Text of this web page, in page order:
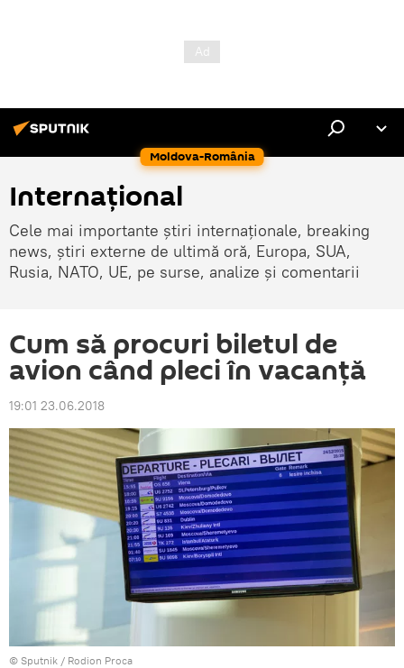
Moldova-România
Internaţional
Cele mai importante știri internaționale, breaking
news, știri externe de ultimă oră, Europa, SUA,
Rusia, NATO, UE, pe surse, analize și comentarii
Cum să procuri biletul de
avion când pleci în vacanță
19:01 23.06.2018
© Sputnik / Rodion Proca